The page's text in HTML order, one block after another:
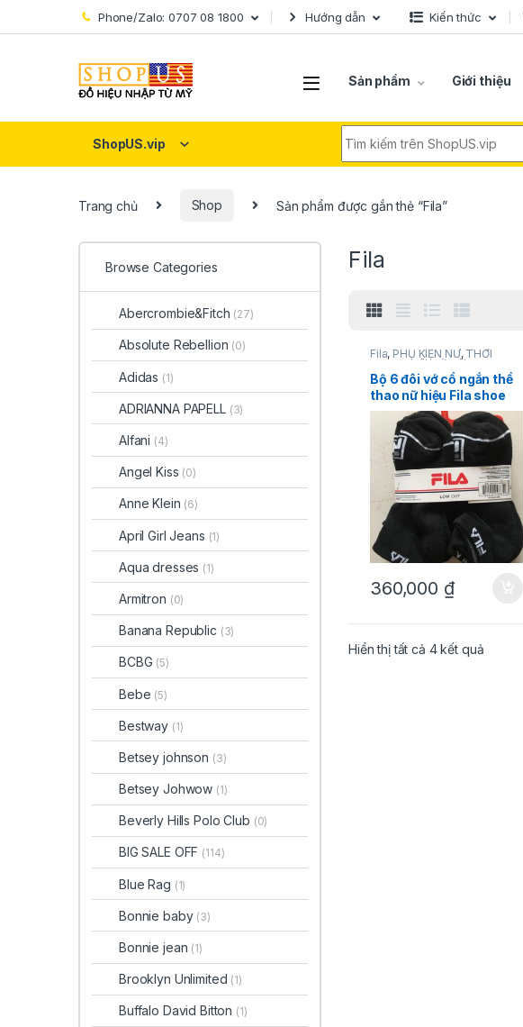
Skip to navigation
Skip to content Phone/Zalo: 0707 08 1800 Hướng dẫn Kiến thức
Sản phẩm Giới thiệu
ShopUS.vip
Trang chủ Shop Sản phẩm được gắn thẻ “Fila”
Fila
Fila, PHỤ KIỆN NỮ, THỜI
TRANG NỮ, VỚ NỮ
Bộ 6 đôi vớ cổ ngắn thể
thao nữ hiệu Fila shoe
size 10-4 chính hãng
360,000 ₫
Hiển thị tất cả 4 kết quả
Browse Categories
Abercrombie&Fitch (27)
Absolute Rebellion (0)
Adidas (1)
ADRIANNA PAPELL (3)
Alfani (4)
Angel Kiss (0)
Anne Klein (6)
April Girl Jeans (1)
Aqua dresses (1)
Armitron (0)
Banana Republic (3)
BCBG (5)
Bebe (5)
Bestway (1)
Betsey johnson (3)
Betsey Johwow (1)
Beverly Hills Polo Club (0)
BIG SALE OFF (114)
Blue Rag (1)
Bonnie baby (3)
Bonnie jean (1)
Brooklyn Unlimited (1)
Buffalo David Bitton (1)